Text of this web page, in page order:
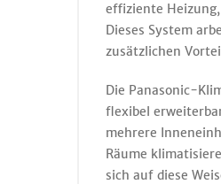
effiziente
Dieses System
zusätzlichen
Die Panasonic-
flexibel
mehrere
Räume
sich auf diese